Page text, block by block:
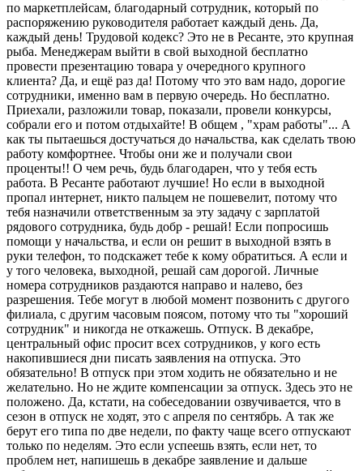
по маркетплейсам, благодарный сотрудник, который по
распоряжению руководителя работает каждый день. Да,
каждый день! Трудовой кодекс? Это не в Ресанте, это крупная
рыба. Менеджерам выйти в свой выходной бесплатно
провести презентацию товара у очередного крупного
клиента? Да, и ещё раз да! Потому что это вам надо, дорогие
сотрудники, именно вам в первую очередь. Но бесплатно.
Приехали, разложили товар, показали, провели конкурсы,
собрали его и потом отдыхайте! В общем , "храм работы"... А
как ты пытаешься достучаться до начальства, как сделать твою
работу комфортнее. Чтобы они же и получали свои
проценты!! О чем речь, будь благодарен, что у тебя есть
работа. В Ресанте работают лучшие! Но если в выходной
пропал интернет, никто пальцем не пошевелит, потому что
тебя назначили ответственным за эту задачу с зарплатой
рядового сотрудника, будь добр - решай! Если попросишь
помощи у начальства, и если он решит в выходной взять в
руки телефон, то подскажет тебе к кому обратиться. А если и
у того человека, выходной, решай сам дорогой. Личные
номера сотрудников раздаются направо и налево, без
разрешения. Тебе могут в любой момент позвонить с другого
филиала, с другим часовым поясом, потому что ты "хороший
сотрудник" и никогда не откажешь. Отпуск. В декабре,
центральный офис просит всех сотрудников, у кого есть
накопившиеся дни писать заявления на отпуска. Это
обязательно! В отпуск при этом ходить не обязательно и не
желательно. Но не ждите компенсации за отпуск. Здесь это не
положено. Да, кстати, на собеседовании озвучивается, что в
сезон в отпуск не ходят, это с апреля по сентябрь. А так же
берут его типа по две недели, по факту чаще всего отпускают
только по неделям. Это если успеешь взять, если нет, то
проблем нет, напишешь в декабре заявление и дальше